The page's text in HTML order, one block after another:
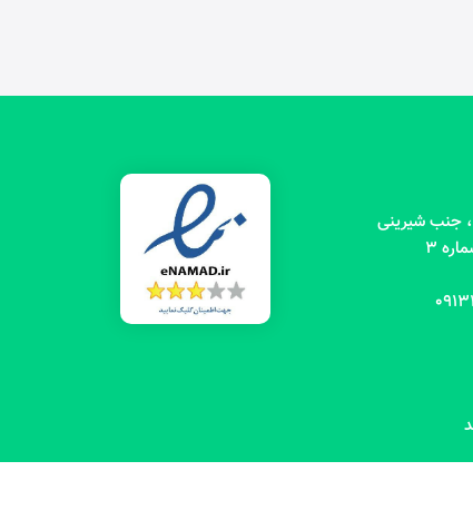
، جنب شیرینی
3